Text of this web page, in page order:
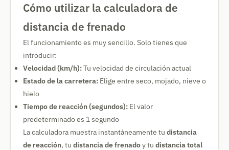
Cómo utilizar la calculadora de
distancia de frenado
El funcionamiento es muy sencillo. Solo tienes que
introducir:
Velocidad (km/h):Tu velocidad de circulación actual
Estado de la carretera: Elige entre seco, mojado, nieve o
hielo
Tiempo de reacción (segundos): El valor
predeterminado es 1 segundo
La calculadora muestra instantáneamente tu distancia
de reacción, tu distancia de frenadoy tu distancia total